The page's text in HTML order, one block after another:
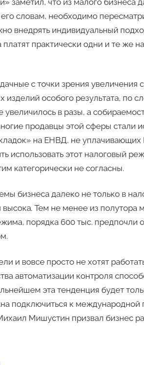
словам, необходимо
внедрять индивидуальный
практически одни и те же
с точки зрения увеличения
особого результата, по
увеличилось в разы, а
продавцы этой сферы стали
на ЕНВД, не
использовать этот налоговый
категорически не согласны.
бизнеса далеко не только в
Тем не менее из полутора
порядка 600 тыс. предпочли
и вовсе просто не хотят
автоматизации контроля
эта тенденция будет
подключиться к международной
Мишустин призвал бизнес